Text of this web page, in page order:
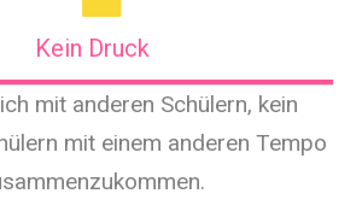
Kein Druck
mit anderen Schülern, kein
mit einem anderen Tempo